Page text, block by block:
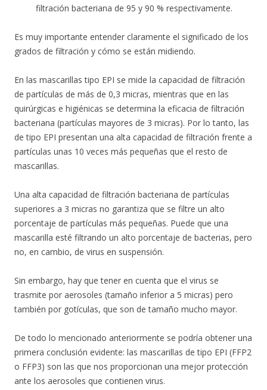
filtración bacteriana de 95 y 90 % respectivamente.
Es muy importante entender claramente el significado de los
grados de filtración y cómo se están midiendo.
En las mascarillas tipo EPI se mide la capacidad de filtración
de partículas de más de 0,3 micras, mientras que en las
quirúrgicas e higiénicas se determina la eficacia de filtración
bacteriana (partículas mayores de 3 micras). Por lo tanto, las
de tipo EPI presentan una alta capacidad de filtración frente a
partículas unas 10 veces más pequeñas que el resto de
mascarillas.
Una alta capacidad de filtración bacteriana de partículas
superiores a 3 micras no garantiza que se filtre un alto
porcentaje de partículas más pequeñas. Puede que una
mascarilla esté filtrando un alto porcentaje de bacterias, pero
no, en cambio, de virus en suspensión.
Sin embargo, hay que tener en cuenta que el virus se
trasmite por aerosoles (tamaño inferior a 5 micras) pero
también por gotículas, que son de tamaño mucho mayor.
De todo lo mencionado anteriormente se podría obtener una
primera conclusión evidente: las mascarillas de tipo EPI (FFP2
o FFP3) son las que nos proporcionan una mejor protección
ante los aerosoles que contienen virus.